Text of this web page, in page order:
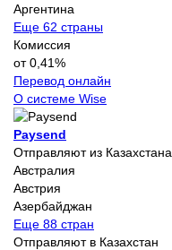
Аргентина
Еще 62 страны
Комиссия
от 0,41%
Перевод онлайн
О системе Wise
Paysend
Отправляют из Казахстана
Австралия
Австрия
Азербайджан
Еще 88 стран
Отправляют в Казахстан